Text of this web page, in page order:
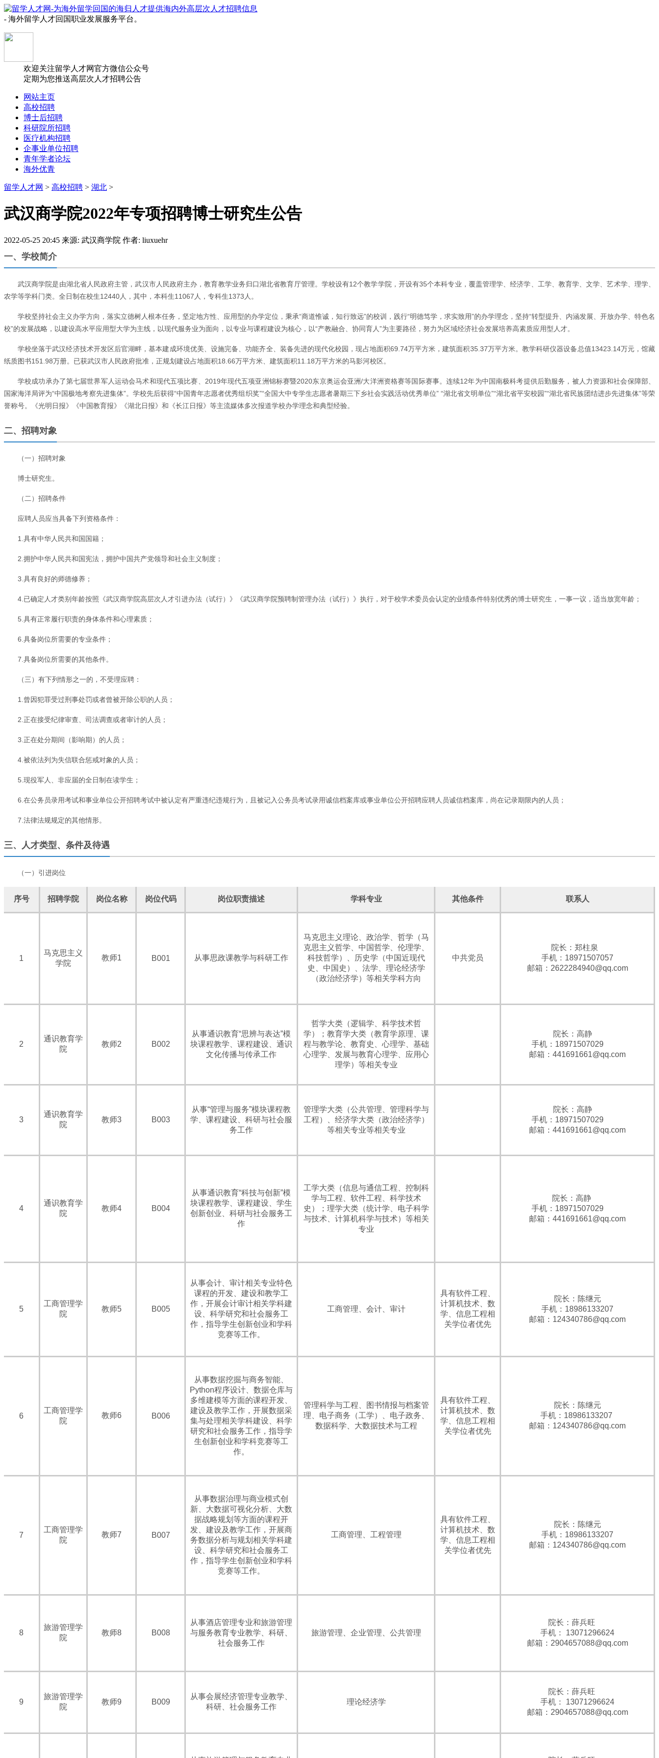
- 海外留学人才回国职业发展服务平台。
欢迎关注留学人才网官方微信公众号
定期为您推送高层次人才招聘公告
网站主页
高校招聘
博士后招聘
科研院所招聘
医疗机构招聘
企事业单位招聘
青年学者论坛
海外优青
留学人才网 > 高校招聘 > 湖北 >
武汉商学院2022年专项招聘博士研究生公告
2022-05-25 20:45 来源: 武汉商学院 作者: liuxuehr
一、学校简介
武汉商学院是由湖北省人民政府主管，武汉市人民政府主办，教育教学业务归口湖北省教育厅管理。学校设有12个教学学院，开设有35个本科专业，覆盖管理学、经济学、工学、教育学、文学、艺术学、理学、
农学等学科门类。全日制在校生12440人，其中，本科生11067人，专科生1373人。
学校坚持社会主义办学方向，落实立德树人根本任务，坚定地方性、应用型的办学定位，秉承“商道惟诚，知行致远”的校训，践行“明德笃学，求实致用”的办学理念，坚持“转型提升、内涵发展、开放办学、特色名
校”的发展战略，以建设高水平应用型大学为主线，以现代服务业为面向，以专业与课程建设为核心，以“产教融合、协同育人”为主要路径，努力为区域经济社会发展培养高素质应用型人才。
学校坐落于武汉经济技术开发区后官湖畔，基本建成环境优美、设施完备、功能齐全、装备先进的现代化校园，现占地面积69.74万平方米，建筑面积35.37万平方米。教学科研仪器设备总值13423.14万元，馆藏
纸质图书151.98万册。已获武汉市人民政府批准，正规划建设占地面积18.66万平方米、建筑面积11.18万平方米的马影河校区。
学校成功承办了第七届世界军人运动会马术和现代五项比赛、2019年现代五项亚洲锦标赛暨2020东京奥运会亚洲/大洋洲资格赛等国际赛事。连续12年为中国南极科考提供后勤服务，被人力资源和社会保障部、
国家海洋局评为“中国极地考察先进集体”。学校先后获得“中国青年志愿者优秀组织奖”“全国大中专学生志愿者暑期三下乡社会实践活动优秀单位” “湖北省文明单位”“湖北省平安校园”“湖北省民族团结进步先进集体”等荣
誉称号。《光明日报》《中国教育报》《湖北日报》和《长江日报》等主流媒体多次报道学校办学理念和典型经验。
二、招聘对象
（一）招聘对象
博士研究生。
（二）招聘条件
应聘人员应当具备下列资格条件：
1.具有中华人民共和国国籍；
2.拥护中华人民共和国宪法，拥护中国共产党领导和社会主义制度；
3.具有良好的师德修养；
4.已确定人才类别年龄按照《武汉商学院高层次人才引进办法（试行）》《武汉商学院预聘制管理办法（试行）》执行，对于校学术委员会认定的业绩条件特别优秀的博士研究生，一事一议，适当放宽年龄；
5.具有正常履行职责的身体条件和心理素质；
6.具备岗位所需要的专业条件；
7.具备岗位所需要的其他条件。
（三）有下列情形之一的，不受理应聘：
1.曾因犯罪受过刑事处罚或者曾被开除公职的人员；
2.正在接受纪律审查、司法调查或者审计的人员；
3.正在处分期间（影响期）的人员；
4.被依法列为失信联合惩戒对象的人员；
5.现役军人、非应届的全日制在读学生；
6.在公务员录用考试和事业单位公开招聘考试中被认定有严重违纪违规行为，且被记入公务员考试录用诚信档案库或事业单位公开招聘应聘人员诚信档案库，尚在记录期限内的人员；
7.法律法规规定的其他情形。
三、人才类型、条件及待遇
（一）引进岗位
序号 招聘学院 岗位名称 岗位代码 岗位职责描述 学科专业 其他条件 联系人
1
马克思主义
学院
教师1 B001 从事思政课教学与科研工作
马克思主义理论、政治学、哲学（马
克思主义哲学、中国哲学、伦理学、
科技哲学）、历史学（中国近现代
史、中国史）、法学、理论经济学
（政治经济学）等相关学科方向
中共党员
院长：郑柱泉
手机：18971507057
邮箱：2622284940@qq.com
2
通识教育学
院
教师2 B002
从事通识教育“思辨与表达”模
块课程教学、课程建设、通识
文化传播与传承工作
哲学大类（逻辑学、科学技术哲
学）；教育学大类（教育学原理、课
程与教学论、教育史、心理学、基础
心理学、发展与教育心理学、应用心
理学）等相关专业
院长：高静
手机：18971507029
邮箱：441691661@qq.com
3
通识教育学
院
教师3 B003
从事“管理与服务”模块课程教
学、课程建设、科研与社会服
务工作
管理学大类（公共管理、管理科学与
工程）、经济学大类（政治经济学）
等相关专业等相关专业
院长：高静
手机：18971507029
邮箱：441691661@qq.com
4
通识教育学
院
教师4 B004
从事通识教育“科技与创新”模
块课程教学、课程建设、学生
创新创业、科研与社会服务工
作
工学大类（信息与通信工程、控制科
学与工程、软件工程、科学技术
史）；理学大类（统计学、电子科学
与技术、计算机科学与技术）等相关
专业
院长：高静
手机：18971507029
邮箱：441691661@qq.com
5
工商管理学
院
教师5 B005
从事会计、审计相关专业特色
课程的开发、建设和教学工
作，开展会计审计相关学科建
设、科学研究和社会服务工
作，指导学生创新创业和学科
竞赛等工作。
工商管理、会计、审计
具有软件工程、
计算机技术、数
学、信息工程相
关学位者优先
院长：陈继元
手机：18986133207
邮箱：124340786@qq.com
6
工商管理学
院
教师6 B006
从事数据挖掘与商务智能、
Python程序设计、数据仓库与
多维建模等方面的课程开发、
建设及教学工作，开展数据采
集与处理相关学科建设、科学
研究和社会服务工作，指导学
生创新创业和学科竞赛等工
作。
管理科学与工程、图书情报与档案管
理、电子商务（工学）、电子政务、
数据科学、大数据技术与工程
具有软件工程、
计算机技术、数
学、信息工程相
关学位者优先
院长：陈继元
手机：18986133207
邮箱：124340786@qq.com
7
工商管理学
院
教师7 B007
从事数据治理与商业模式创
新、大数据可视化分析、大数
据战略规划等方面的课程开
发、建设及教学工作，开展商
务数据分析与规划相关学科建
设、科学研究和社会服务工
作，指导学生创新创业和学科
竞赛等工作。
工商管理、工程管理
具有软件工程、
计算机技术、数
学、信息工程相
关学位者优先
院长：陈继元
手机：18986133207
邮箱：124340786@qq.com
8
旅游管理学
院
教师8 B008
从事酒店管理专业和旅游管理
与服务教育专业教学、科研、
社会服务工作
旅游管理、企业管理、公共管理
院长：薛兵旺
手机： 13071296624
邮箱：2904657088@qq.com
9
旅游管理学
院
教师9 B009
从事会展经济管理专业教学、
科研、社会服务工作
理论经济学
院长：薛兵旺
手机： 13071296624
邮箱：2904657088@qq.com